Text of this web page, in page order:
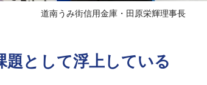
道南うみ街信用金庫・田原栄輝理事長
として浮上している